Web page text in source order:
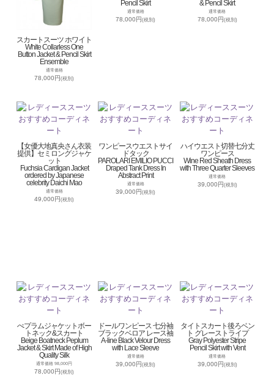
スカートスーツ ホワイト
White Collarless One
Button Jacket & Pencil Skirt
Ensemble
通常価格
78,000円(税別)
Pencil Skirt
通常価格
78,000円(税別)
& Pencil Skirt
通常価格
78,000円(税別)
【女優大地真央さん衣装
提供】セミロングジャケ
ット
Fuchsia Cardigan Jacket
ordered by Japanese
celebrity Daichi Mao
通常価格
49,000円(税別)
ワンピースウエストサイ
ドタック
PAROLARI EMILIO PUCCI
Draped Tank Dress In
Abstract Print
通常価格
39,000円(税別)
ハイウエスト切替七分丈
ワンピース
Wine Red Sheath Dress
with Three Quarter Sleeves
通常価格
39,000円(税別)
ぺプラムジャケットボー
トネック&スカート
Beige Boatneck Peplum
Jacket & Skirt Made of High
Quality Silk
通常価格 98,000円
78,000円(税別)
ドールワンピース 七分袖
ブラックベロア レース袖
A-line Black Velour Dress
with Lace Sleeve
通常価格
39,000円(税別)
タイトスカート後ろベン
ト グレーストライプ
Gray Polyester Stripe
Pencil Skirt with Vent
通常価格
39,000円(税別)